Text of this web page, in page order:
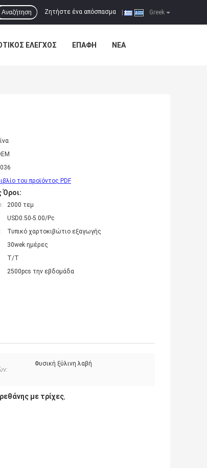
Greek
Ζητήστε ένα απόσπασμα
Αναζήτηση
ΈΛΕΓΧΟΣ ΕΠΑΦΉ ΝΈΑ
του προϊόντος PDF
Όροι:
2000 τεμ
USD0.50-5.00/Pc
Τυπικό χαρτοκιβώτιο εξαγωγής
30wek ημέρες
T/T
2500pcs την εβδομάδα
Φυσική ξύλινη λαβή
με τρίχες,